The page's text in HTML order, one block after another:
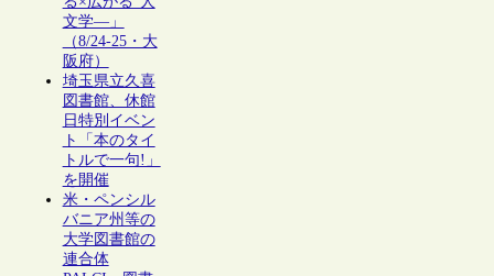
文学―」
（8/24-25・大
阪府）
埼玉県立久喜
図書館、休館
日特別イベン
ト「本のタイ
トルで一句!」
を開催
米・ペンシル
バニア州等の
大学図書館の
連合体